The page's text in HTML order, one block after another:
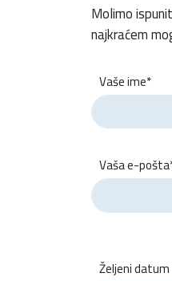
Molimo
najkraćem
Vaše ime*
Vaša e-
Željeni